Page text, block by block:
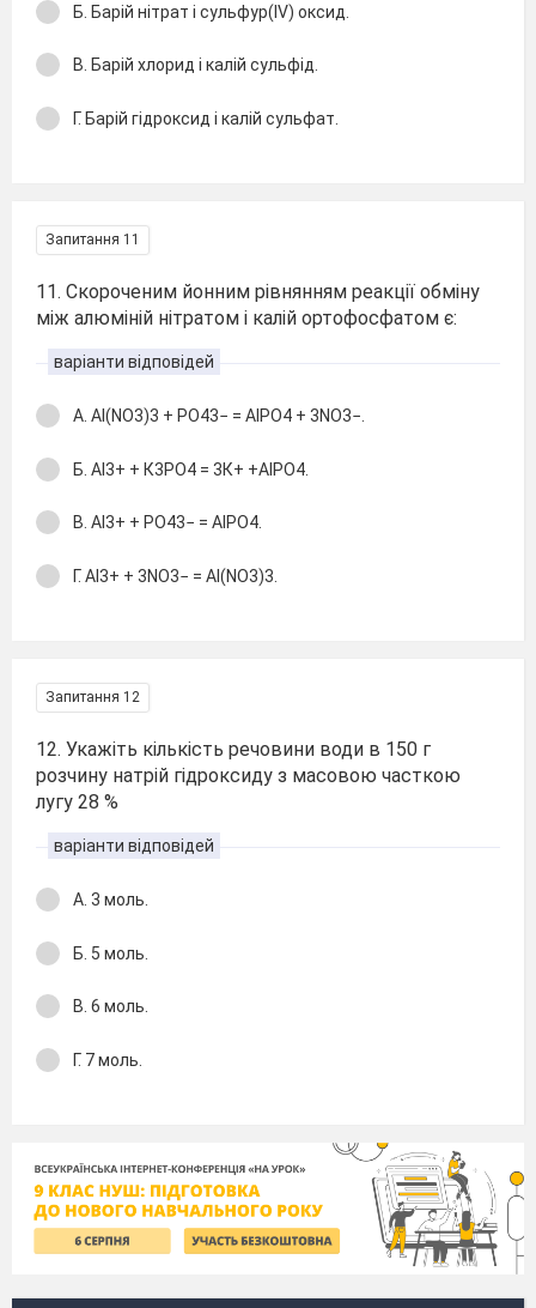
Б. Барій нітрат і сульфур(IV) оксид.
В. Барій хлорид і калій сульфід.
Г. Барій гідроксид і калій сульфат.
Запитання 11
11. Скороченим йонним рівнянням реакції обміну
між алюміній нітратом і калій ортофосфатом є:
варіанти відповідей
А. Al(NO3)3 + РО43− = AlPO4 + 3NO3−.
Б. Аl3+ + К3РО4 = 3К+ +АlРО4.
В. Аl3+ + РО43− = АlРO4.
Г. Аl3+ + 3NO3− = Al(NO3)3.
Запитання 12
12. Укажіть кількість речовини води в 150 г
розчину натрій гідроксиду з масовою часткою
лугу 28 %
варіанти відповідей
А. 3 моль.
Б. 5 моль.
В. 6 моль.
Г. 7 моль.